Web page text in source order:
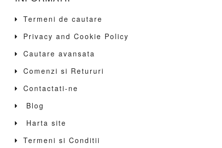
Termeni de cautare
Privacy and Cookie Policy
Cautare avansata
Comenzi si Retururi
Contactati-ne
Blog
Harta site
Termeni si Conditii